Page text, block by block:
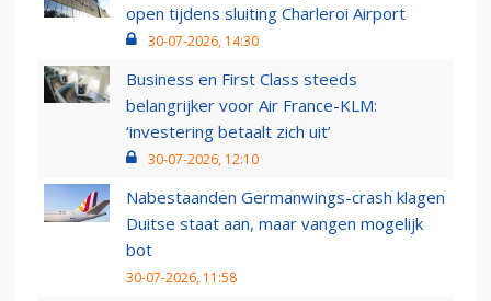
open tijdens sluiting Charleroi Airport
30-07-2026, 14:30
Business en First Class steeds
belangrijker voor Air France-KLM:
‘investering betaalt zich uit’
30-07-2026, 12:10
Nabestaanden Germanwings-crash klagen
Duitse staat aan, maar vangen mogelijk
bot
30-07-2026, 11:58